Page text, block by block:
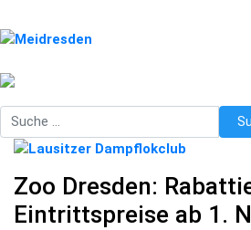
Suchen
Zoo Dresden:
Eintrittspreise ab 1.